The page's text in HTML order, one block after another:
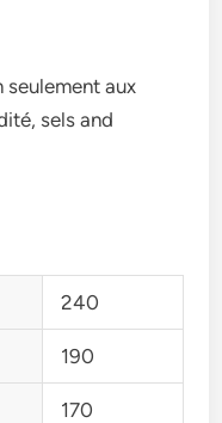
seulement aux
sels and
240
190
170